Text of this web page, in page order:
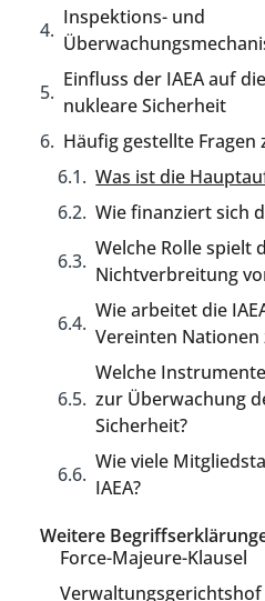
Inspektions- und
Einfluss der IAEA auf
nukleare Sicherheit
Häufig gestellte Fragen
Was ist die
Wie finanziert sich
Welche Rolle spielt
Nichtverbreitung
Wie arbeitet die
Vereinten Nationen
Welche
zur Überwachung
Sicherheit?
Wie viele
IAEA?
Weitere
Force-Majeure-Klausel
Verwaltungsgerichtshof